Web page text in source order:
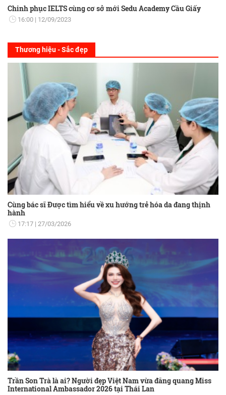
Chinh phục IELTS cùng cơ sở mới Sedu Academy Cầu Giấy
16:00 12/09/2023
Thương hiệu - Sắc đẹp
Cùng bác sĩ Được tìm hiểu về xu hướng trẻ hóa da đang thịnh
hành
17:17 27/03/2026
Trần Son Trà là ai? Người đẹp Việt Nam vừa đăng quang Miss
International Ambassador 2026 tại Thái Lan